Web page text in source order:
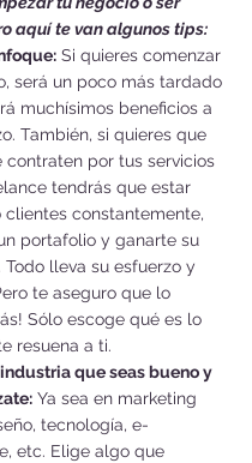
aquí te van algunos tips:
Si quieres comenzar
será un poco más tardado
muchísimos beneficios a
También, si quieres que
contraten por tus servicios
tendrás que estar
clientes constantemente,
portafolio y ganarte su
Todo lleva su esfuerzo y
te aseguro que lo
Sólo escoge qué es lo
resuena a ti.
que seas bueno y
Ya sea en marketing
tecnología, e-
etc. Elige algo que